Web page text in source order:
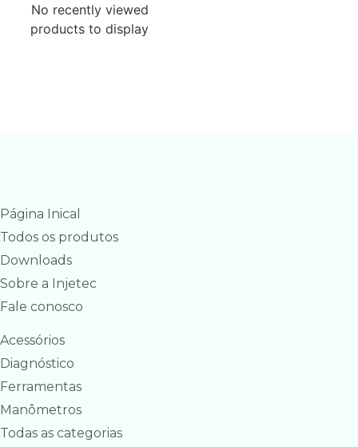
No recently viewed
products to display
Página Inical
Todos os produtos
Downloads
Sobre a Injetec
Fale conosco
Acessórios
Diagnóstico
Ferramentas
Manômetros
Todas as categorias